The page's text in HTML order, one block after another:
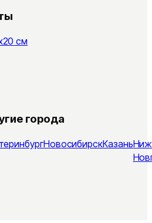
см
города
НовосибирскКазань